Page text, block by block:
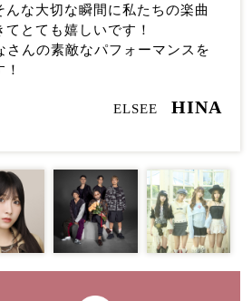
んな大切な瞬間に私たちの楽曲
とても嬉しいです！
んの素敵なパフォーマンスを
ELSEE HINA